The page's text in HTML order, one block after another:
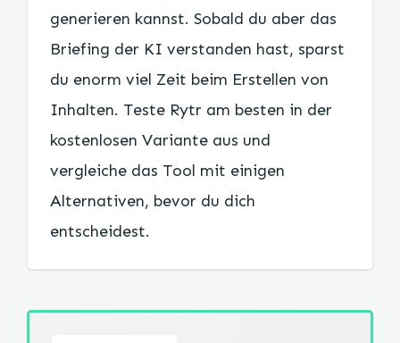
generieren kannst. Sobald du aber das
Briefing der KI verstanden hast, sparst
du enorm viel Zeit beim Erstellen von
Inhalten. Teste Rytr am besten in der
kostenlosen Variante aus und
vergleiche das Tool mit einigen
Alternativen, bevor du dich
entscheidest.